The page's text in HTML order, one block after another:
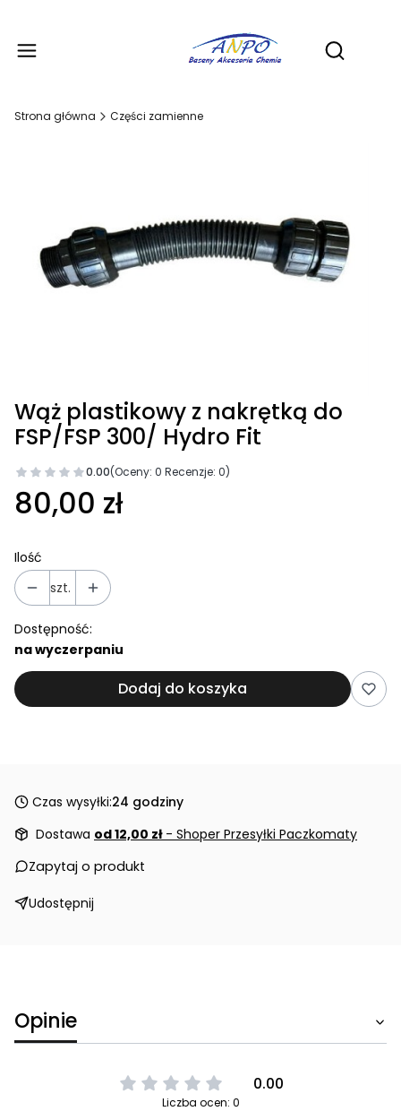
Otwórz
Strona główna Części zamienne
Wąż plastikowy z nakrętką do
FSP/FSP 300/ Hydro Fit
0.00(Oceny: 0 Recenzje: 0)
80,00 zł
Ilość
szt.
Dostępność:
na wyczerpaniu
Dodaj do koszyka
Czas wysyłki:24 godziny
Dostawa od 12,00 zł - Shoper Przesyłki Paczkomaty
Zapytaj o produkt
Udostępnij
Opinie
0.00
Liczba ocen: 0